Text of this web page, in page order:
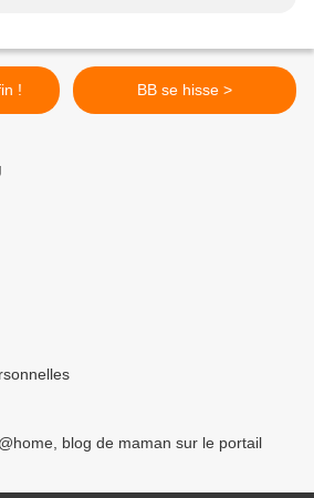
! BB se hisse >
blog de maman sur le portail